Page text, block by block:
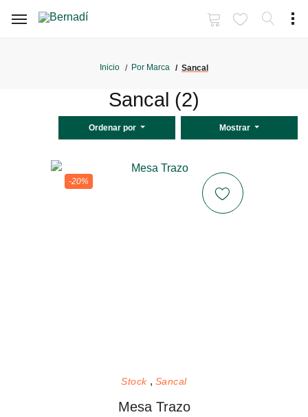
Inicio Por Marca Sancal
Sancal (2)
Ordenar por Mostrar
-20%
Stock Sancal
Mesa Trazo